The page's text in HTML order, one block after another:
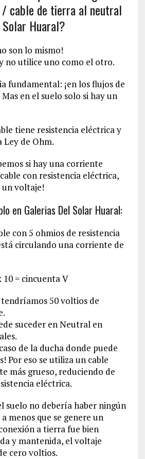
cable de tierra al neutral
Huaral?
son lo mismo!
no utilice uno como el otro.
fundamental: ¡en los flujos de
en el suelo solo si hay un
tiene resistencia eléctrica y
Ley de Ohm.
si hay una corriente
con resistencia eléctrica,
un voltaje!
en Galerias Del Solar Huaral:
con 5 ohmios de resistencia
circulando una corriente de
10 = cincuenta V
tendríamos 50 voltios de
suceder en Neutral en
de la ducha donde puede
Por eso se utiliza un cable
más grueso, reduciendo de
eléctrica.
suelo no debería haber ningún
menos que se genere un
a tierra fue bien
y mantenida, el voltaje
cero voltios.